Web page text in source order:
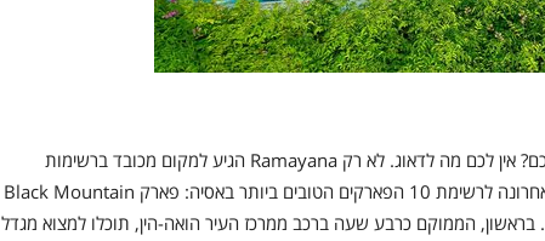
לא נמצאים בפטאיה אבל החום גומר אתכם? אין לכם מה לדאוג. לא רק Ramayana הגיע למקום מכובד ברשימות
העולמיות: שני פארקים נוספים נכנסו באחרונה לרשימת 10 הפארקים הטובים ביותר באסיה: פארק Black Mountain
ופארק Cartoon Network Amazone. בראשון, הממוקם כרבע שעה ברכב ממרכז העיר הואה-הין, תוכלו למצוא מגדל